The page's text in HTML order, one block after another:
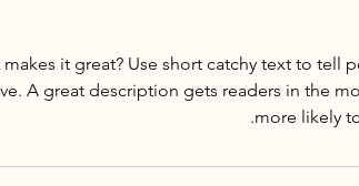
it great? Use short catchy text to tell
A great description gets readers in the
more likely